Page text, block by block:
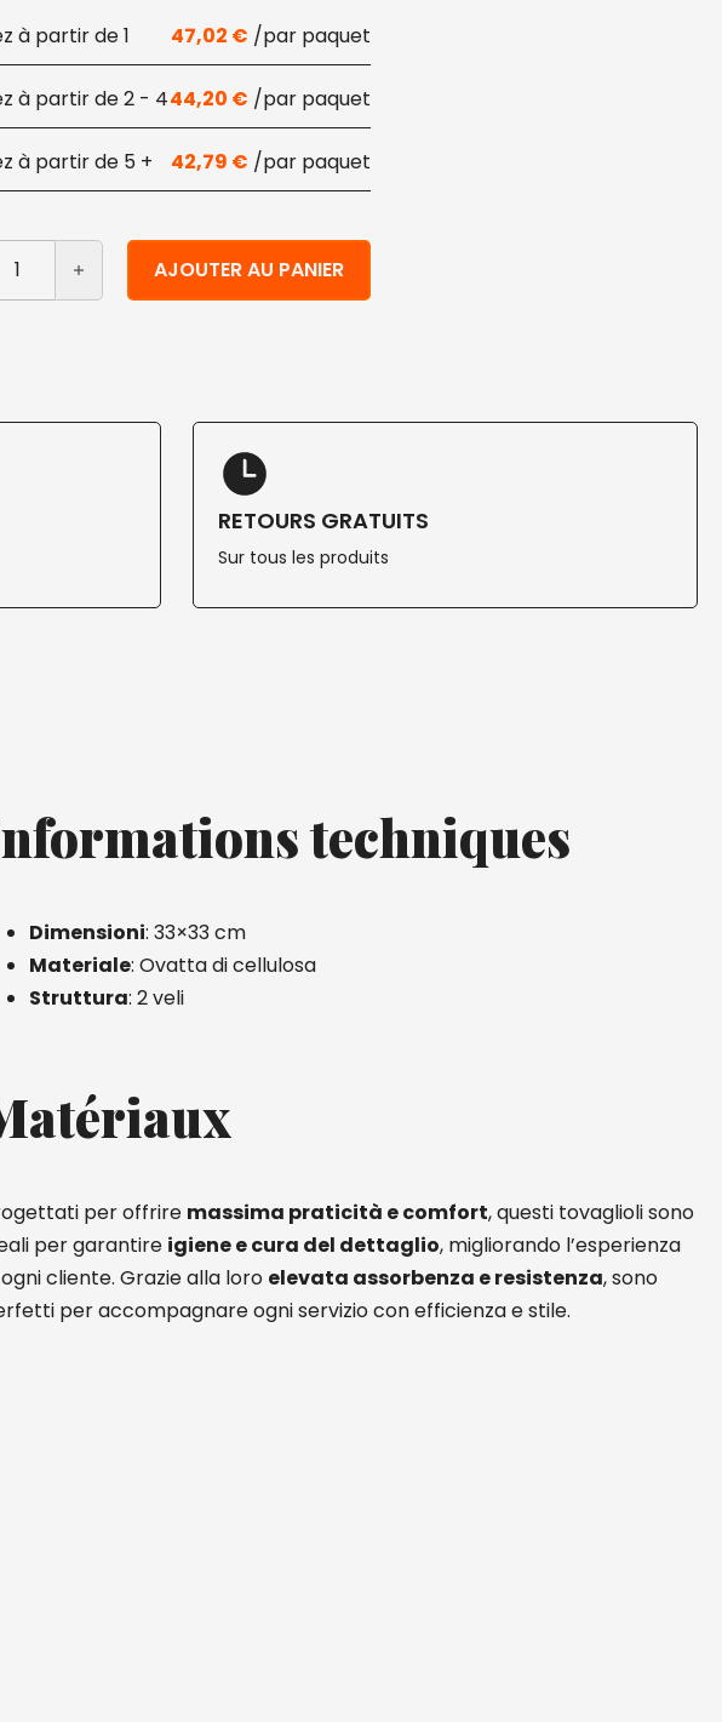
1 47,02 €
2 - 444,20 €
5 + 42,79 €
de Serviette de table 33x33 cm rouge ouatée 1200 pcs
AJOUTER AU PANIER
RETOURS GRATUITS
Sur tous les produits
techniques
Dimensioni: 33×33 cm
Materiale: Ovatta di cellulosa
Struttura: 2 veli
per offrire massima praticità e comfort, questi tovaglioli sono
per garantire igiene e cura del dettaglio, migliorando l’esperienza
cliente. Grazie alla loro elevata assorbenza e resistenza, sono
per accompagnare ogni servizio con efficienza e stile.